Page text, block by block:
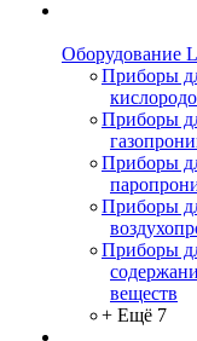
Оборудование
Приборы
Приборы
Приборы
Приборы
Приборы
веществ
+ Ещё 7